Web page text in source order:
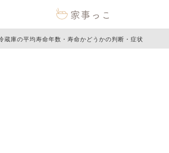
蔵庫の平均寿命年数・寿命かどうかの判断・症状